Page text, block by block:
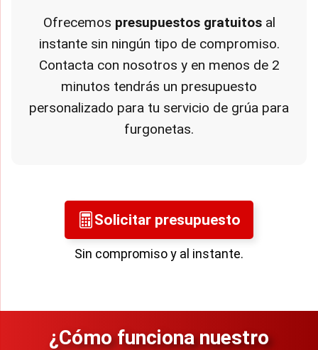
Ofrecemos presupuestos gratuitosal
instante sin ningún tipo de compromiso.
Contacta con nosotros y en menos de 2
minutos tendrás un presupuesto
personalizado para tu servicio de grúa para
furgonetas.
Solicitar presupuesto
Sin compromiso y al instante.
¿Cómo funciona nuestro